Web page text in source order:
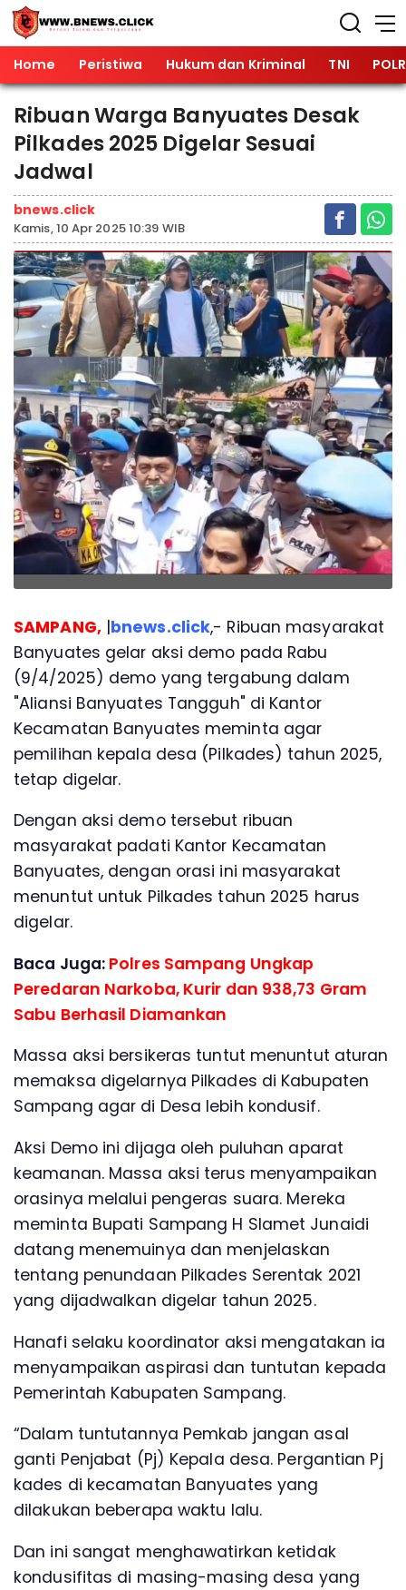
Home Peristiwa Hukum dan Kriminal TNI
Ribuan Warga Banyuates Desak
Pilkades 2025 Digelar Sesuai
Jadwal
bnews.click
Kamis, 10 Apr 2025 10:39 WIB
SAMPANG,|bnews.click,- Ribuan masyarakat
Banyuates gelar aksi demo pada Rabu
(9/4/2025) demo yang tergabung dalam
"Aliansi Banyuates Tangguh" di Kantor
Kecamatan Banyuates meminta agar
pemilihan kepala desa (Pilkades) tahun 2025,
tetap digelar.
Dengan aksi demo tersebut ribuan
masyarakat padati Kantor Kecamatan
Banyuates, dengan orasi ini masyarakat
menuntut untuk Pilkades tahun 2025 harus
digelar.
Baca Juga: Polres Sampang Ungkap
Peredaran Narkoba, Kurir dan 938,73 Gram
Sabu Berhasil Diamankan
Massa aksi bersikeras tuntut menuntut aturan
memaksa digelarnya Pilkades di Kabupaten
Sampang agar di Desa lebih kondusif.
Aksi Demo ini dijaga oleh puluhan aparat
keamanan. Massa aksi terus menyampaikan
orasinya melalui pengeras suara. Mereka
meminta Bupati Sampang H Slamet Junaidi
datang menemuinya dan menjelaskan
tentang penundaan Pilkades Serentak 2021
yang dijadwalkan digelar tahun 2025.
Hanafi selaku koordinator aksi mengatakan ia
menyampaikan aspirasi dan tuntutan kepada
Pemerintah Kabupaten Sampang.
“Dalam tuntutannya Pemkab jangan asal
ganti Penjabat (Pj) Kepala desa. Pergantian Pj
kades di kecamatan Banyuates yang
dilakukan beberapa waktu lalu.
Dan ini sangat menghawatirkan ketidak
kondusifitas di masing-masing desa yang